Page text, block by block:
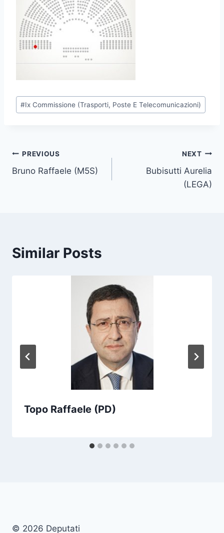
P
o
T
a
#Ix Commissione (Trasporti, Poste E Telecomunicazioni)
Post
navigation
PREVIOUS
Bruno Raffaele (M5S)
NEXT
Bubisutti Aurelia
(LEGA)
Similar Posts
Topo Raffaele (PD)
© 2026 Deputati